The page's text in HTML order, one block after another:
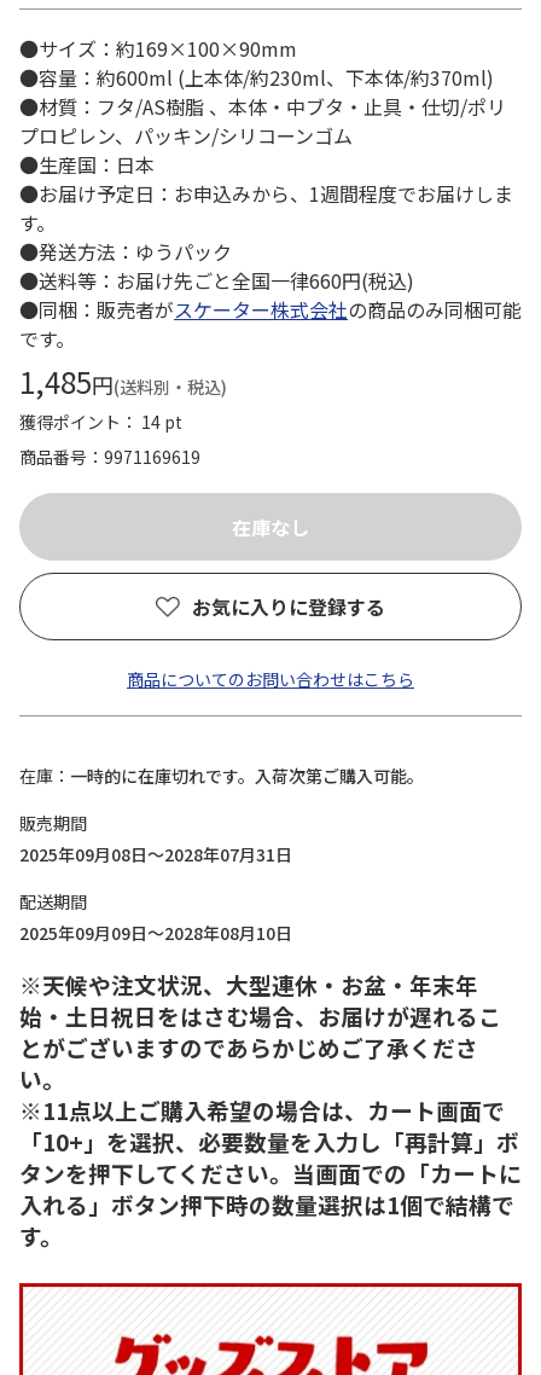
●サイズ：約169×100×90mm
●容量：約600ml (上本体/約230ml、下本体/約370ml)
●材質：フタ/AS樹脂 、本体・中ブタ・止具・仕切/ポリ
プロピレン、パッキン/シリコーンゴム
●生産国：日本
●お届け予定日：お申込みから、1週間程度でお届けしま
す。
●発送方法：ゆうパック
●送料等：お届け先ごと全国一律660円(税込)
●同梱：販売者がスケーター株式会社の商品のみ同梱可能
です。
1,485円(送料別・税込)
獲得ポイント： 14 pt
商品番号
9971169619
お気に入りに登録する
商品についてのお問い合わせはこちら
在庫
一時的に在庫切れです。入荷次第ご購入可能。
販売期間
2025年09月08日～2028年07月31日
配送期間
2025年09月09日～2028年08月10日
※天候や注文状況、大型連休・お盆・年末年
始・土日祝日をはさむ場合、お届けが遅れるこ
とがございますのであらかじめご了承くださ
い。
※11点以上ご購入希望の場合は、カート画面で
「10+」を選択、必要数量を入力し「再計算」ボ
タンを押下してください。当画面での「カートに
入れる」ボタン押下時の数量選択は1個で結構で
す。